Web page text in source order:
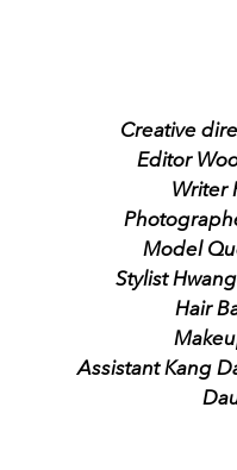
Creative
Editor
Writer
Model
Stylist
Hair
Assistant Kang